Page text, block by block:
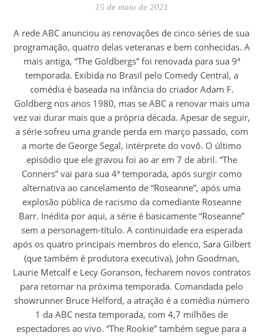
15 de maio de 2021
A rede ABC anunciou as renovações de cinco séries de sua
programação, quatro delas veteranas e bem conhecidas. A
mais antiga, “The Goldbergs” foi renovada para sua 9ª
temporada. Exibida no Brasil pelo Comedy Central, a
comédia é baseada na infância do criador Adam F.
Goldberg nos anos 1980, mas se ABC a renovar mais uma
vez vai durar mais que a própria década. Apesar de seguir,
a série sofreu uma grande perda em março passado, com
a morte de George Segal, intérprete do vovô. O último
episódio que ele gravou foi ao ar em 7 de abril. “The
Conners” vai para sua 4ª temporada, após surgir como
alternativa ao cancelamento de “Roseanne”, após uma
explosão pública de racismo da comediante Roseanne
Barr. Inédita por aqui, a série é basicamente “Roseanne”
sem a personagem-título. A continuidade era esperada
após os quatro principais membros do elenco, Sara Gilbert
(que também é produtora executiva), John Goodman,
Laurie Metcalf e Lecy Goranson, fecharem novos contratos
para retornar na próxima temporada. Comandada pelo
showrunner Bruce Helford, a atração é a comédia número
1 da ABC nesta temporada, com 4,7 milhões de
espectadores ao vivo. “The Rookie” também segue para a